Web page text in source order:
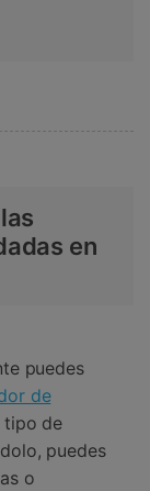
en
puedes
de
tipo de
puedes
o